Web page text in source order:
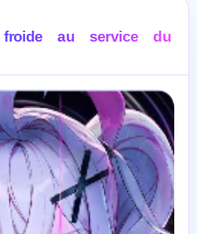
froide au service du